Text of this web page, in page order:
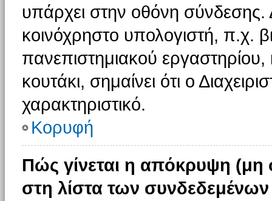
υπάρχει στην οθόνη σύνδεσης.
κοινόχρηστο υπολογιστή, π.χ.
πανεπιστημιακού
κουτάκι, σημαίνει ότι ο
χαρακτηριστικό.
Κορυφή
Πώς γίνεται η απόκρυψη
στη λίστα των